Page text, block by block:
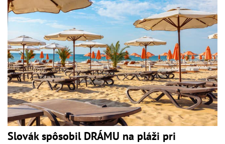
Slovák spôsobil DRÁMU na pláži pri